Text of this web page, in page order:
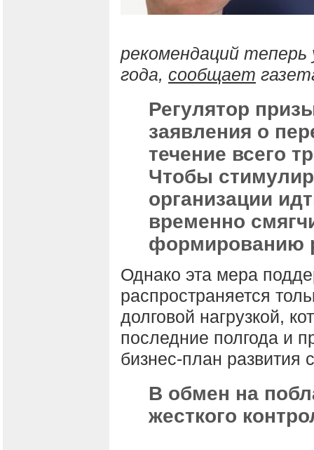
рекомендаций теперь
года, сообщает
Регулятор
заявления о
течение всего
Чтобы
организации
временно
формированию
Однако эта мера
распространяется
долговой нагрузкой,
последние полгода и
бизнес-план развития
В обмен на
жесткого